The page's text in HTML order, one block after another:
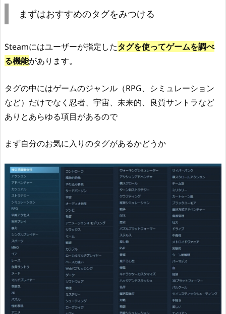
まずはおすすめのタグをみつける
Steamにはユーザーが指定したタグを使ってゲームを調べ
る機能があります。
タグの中にはゲームのジャンル（RPG、シミュレーション
など）だけでなく忍者、宇宙、未来的、良質サントラなど
ありとあらゆる項目があるので
まず自分のお気に入りのタグがあるかどうか